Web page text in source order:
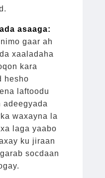
asaaga:
gaar ah
xaaladaha
kara
hesho
laftoodu
adeegyada
waxayna la
laga yaabo
ku jiraan
socdaan